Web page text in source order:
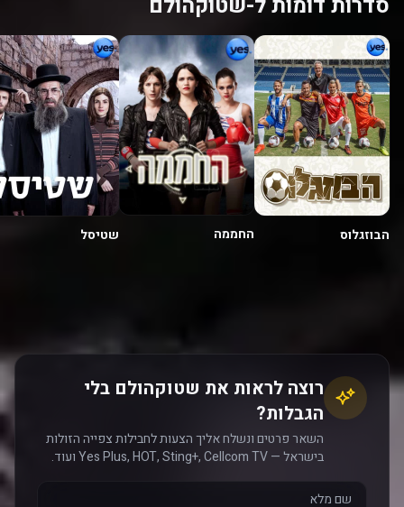
הבוזגלוס החממה שטיסל
רוצה לראות את שטוקהולם בלי
הגבלות?
השאר פרטים ונשלח אליך הצעות לחבילות צפייה הזולות
בישראל — Yes Plus, HOT, Sting+, Cellcom TV ועוד.